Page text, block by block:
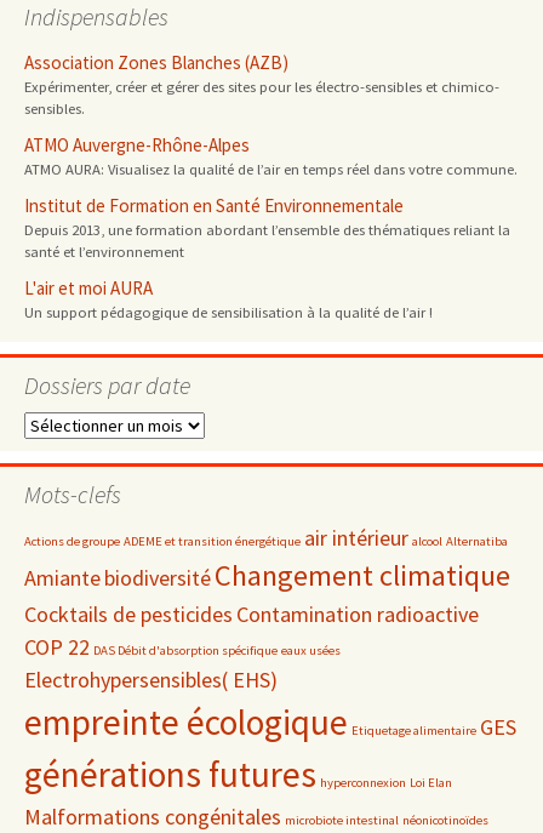
Indispensables
Association Zones Blanches (AZB)
Expérimenter, créer et gérer des sites pour les électro-sensibles et chimico-
sensibles.
ATMO Auvergne-Rhône-Alpes
ATMO AURA: Visualisez la qualité de l’air en temps réel dans votre commune.
Institut de Formation en Santé Environnementale
Depuis 2013, une formation abordant l’ensemble des thématiques reliant la
santé et l’environnement
L'air et moi AURA
Un support pédagogique de sensibilisation à la qualité de l’air !
Dossiers par date
Dossiers
date
Mots-clefs
Actions de groupe ADEME et transition énergétique air intérieur alcool Alternatiba
AmiantebiodiversitéChangement climatique
Cocktails de pesticides Contamination radioactive
COP 22 DAS Débit d'absorption spécifique eaux usées
Electrohypersensibles( EHS)
empreinte écologique Etiquetage alimentaire GES
générations futures hyperconnexion Loi Elan
Malformations congénitales microbiote intestinal néonicotinoïdes